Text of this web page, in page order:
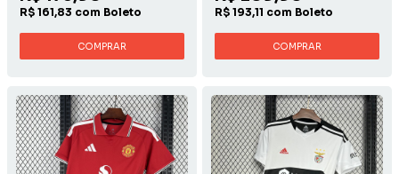
R$ 161,83 com Boleto
COMPRAR
R$ 193,11 com Boleto
COMPRAR